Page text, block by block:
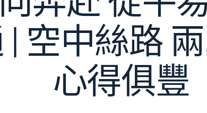
| 空中絲路
心得俱豐